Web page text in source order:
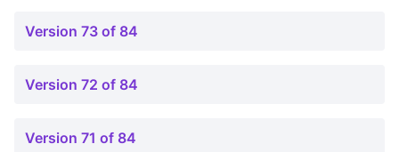
Version 73 of 84
Version 72 of 84
Version 71 of 84